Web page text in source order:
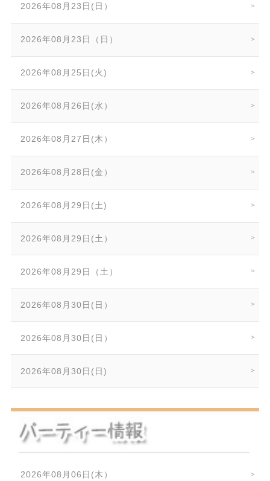
2026年08月23日(日）
2026年08月23日（日）
2026年08月25日(火)
2026年08月26日(水）
2026年08月27日(木）
2026年08月28日(金）
2026年08月29日(土)
2026年08月29日(土）
2026年08月29日（土）
2026年08月30日(日）
2026年08月30日(日）
2026年08月30日(日)
2026年08月06日(木）